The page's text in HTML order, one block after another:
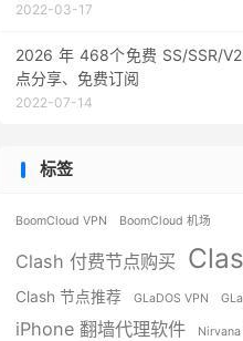
2022-03-17
2026 年 468个免费 SS/SSR/
点分享、免费订阅
2022-07-14
标签
BoomCloud VPN BoomCloud 机场
Clash 付费节点购买
Clash 节点推荐 GLaDOS VPN
iPhone 翻墙代理软件 Nirvana